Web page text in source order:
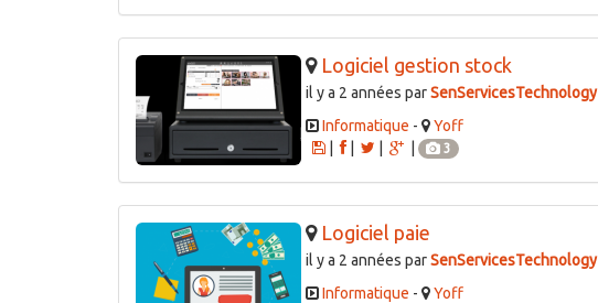
Logiciel gestion stock
il y a 2 années parSenServicesTechnology
Informatique -
Yoff
|
3
Logiciel paie
il y a 2 années parSenServicesTechnology
Informatique -
Yoff